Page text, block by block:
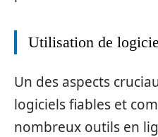
Utilisation de
Un des aspects
logiciels fiables et
nombreux outils en